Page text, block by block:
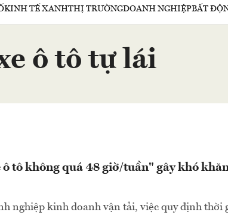
KINH TẾ XANHTHỊ TRƯỜNGDOANH NGHIỆPBẤT
ô tô tự lái
tô không quá 48 giờ/tuần" gây khó
nghiệp kinh doanh vận tải, việc quy định thời